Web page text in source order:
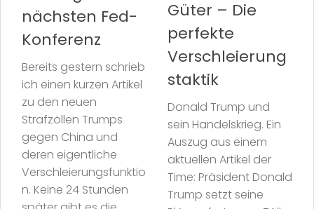
nächsten Fed-
Konferenz
Bereits gestern schrieb
ich einen kurzen Artikel
zu den neuen
Strafzöllen Trumps
gegen China und
deren eigentliche
Verschleierungsfunktio
n. Keine 24 Stunden
Güter – Die
perfekte
Verschleierung
staktik
Donald Trump und
sein Handelskrieg. Ein
Auszug aus einem
aktuellen Artikel der
Time: Präsident Donald
Trump setzt seine